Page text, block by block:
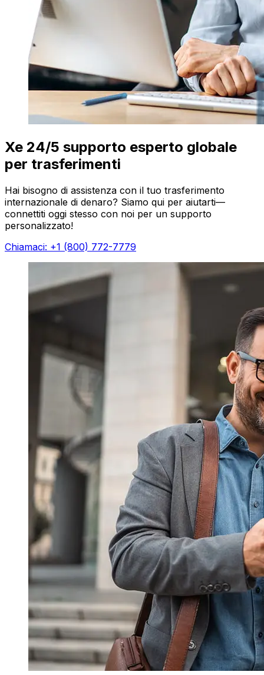
Xe 24/5 supporto esperto globale
per trasferimenti
Hai bisogno di assistenza con il tuo trasferimento
internazionale di denaro? Siamo qui per aiutarti—
connettiti oggi stesso con noi per un supporto
personalizzato!
Chiamaci: +1 (800) 772-7779